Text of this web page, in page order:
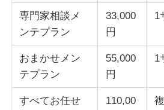
専門家相談メ
ンテプラン
33,000
円
1
おまかせメン
テプラン
55,000
円
1
すべてお任せ
110,00